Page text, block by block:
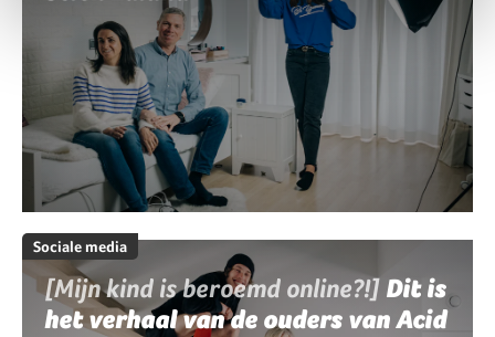
Sociale media
[Mijn kind is beroemd online?!] Dit is
het verhaal van de ouders van Acid